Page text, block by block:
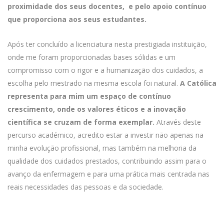
proximidade dos seus docentes, e pelo apoio contínuo
que proporciona aos seus estudantes.
Após ter concluído a licenciatura nesta prestigiada instituição,
onde me foram proporcionadas bases sólidas e um
compromisso com o rigor e a humanização dos cuidados, a
escolha pelo mestrado na mesma escola foi natural. A Católica
representa para mim um espaço de contínuo
crescimento, onde os valores éticos e a inovação
científica se cruzam de forma exemplar. Através deste
percurso académico, acredito estar a investir não apenas na
minha evolução profissional, mas também na melhoria da
qualidade dos cuidados prestados, contribuindo assim para o
avanço da enfermagem e para uma prática mais centrada nas
reais necessidades das pessoas e da sociedade.